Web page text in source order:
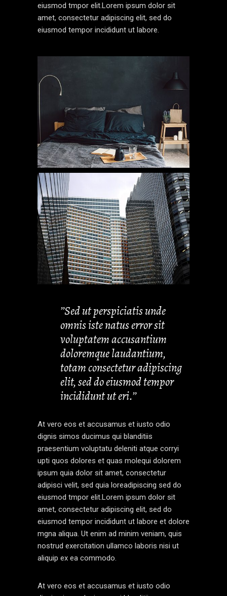
eiusmod tmpor elit.Lorem ipsum dolor sit
amet, consectetur adipiscing elit, sed do
eiusmod tempor incididunt ut labore.
’’Sed ut perspiciatis unde
omnis iste natus error sit
voluptatem accusantium
doloremque laudantium,
totam consectetur adipiscing
elit, sed do eiusmod tempor
incididunt ut eri.’’
At vero eos et accusamus et iusto odio
dignis simos ducimus qui blanditiis
praesentium voluptatu deleniti atque corryi
upti quos dolores et quas molequi dolorem
ipsum quia dolor sit amet, consectetur
adipisci velit, sed quia loreadipiscing sed do
eiusmod tmpor elit.Lorem ipsum dolor sit
amet, consectetur adipiscing elit, sed do
eiusmod tempor incididunt ut labore et dolore
mgna aliqua. Ut enim ad minim veniam, quis
nostrud exercitation ullamco laboris nisi ut
aliquip ex ea commodo.
At vero eos et accusamus et iusto odio